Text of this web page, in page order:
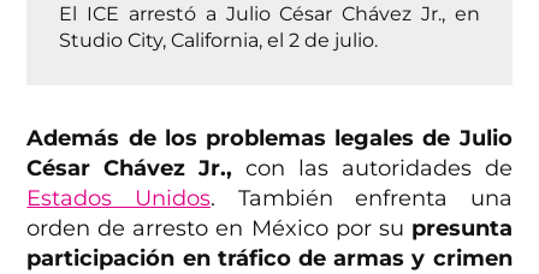
El ICE arrestó a Julio César Chávez Jr., en
Studio City, California, el 2 de julio.
Además de los problemas legales de Julio
César Chávez Jr., con las autoridades de
Estados Unidos. También enfrenta una
orden de arresto en México por su presunta
participación en tráfico de armas y crimen